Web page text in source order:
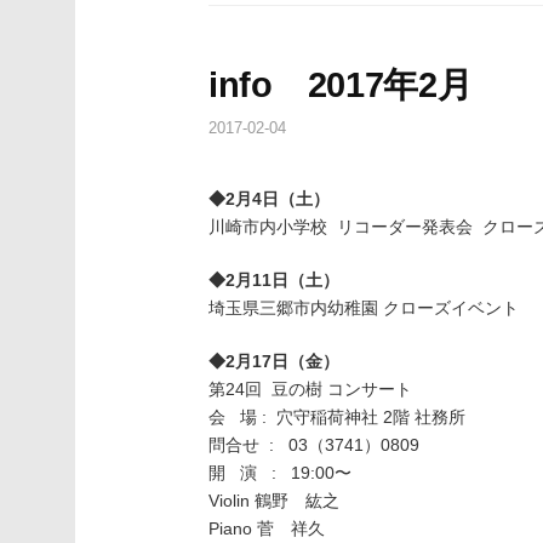
info 2017年2月
2017-02-04
◆2月4日（土）
川崎市内小学校 リコーダー発表会 クロー
◆2月11日（土）
埼玉県三郷市内幼稚園 クローズイベント
◆2月17日（金）
第24回 豆の樹 コンサート
会 場 : 穴守稲荷神社 2階 社務所
問合せ : 03（3741）0809
開 演 : 19:00〜
Violin 鶴野 紘之
Piano 菅 祥久